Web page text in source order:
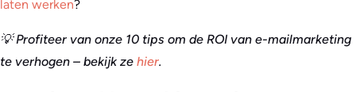
laten werken?
💡 Profiteer van onze 10 tips om de ROI van e-mailmarketing
te verhogen – bekijk ze hier.